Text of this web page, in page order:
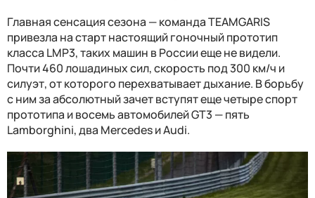
Главная сенсация сезона — команда TEAMGARIS
привезла на старт настоящий гоночный прототип
класса LMP3, таких машин в России еще не видели.
Почти 460 лошадиных сил, скорость под 300 км/ч и
силуэт, от которого перехватывает дыхание. В борьбу
с ним за абсолютный зачет вступят еще четыре спорт
прототипа и восемь автомобилей GT3 — пять
Lamborghini, два Mercedes и Audi.